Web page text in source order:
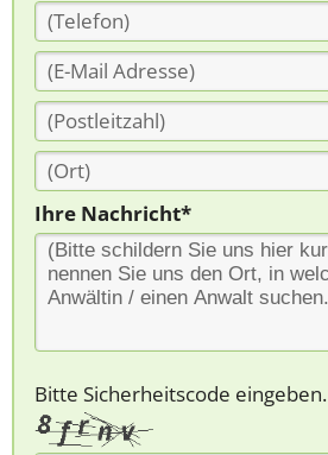
Ihre Nachricht*
Bitte Sicherheitscode eingeben.